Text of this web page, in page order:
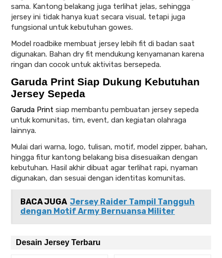
sama. Kantong belakang juga terlihat jelas, sehingga
jersey ini tidak hanya kuat secara visual, tetapi juga
fungsional untuk kebutuhan gowes.
Model roadbike membuat jersey lebih fit di badan saat
digunakan. Bahan dry fit mendukung kenyamanan karena
ringan dan cocok untuk aktivitas bersepeda.
Garuda Print Siap Dukung Kebutuhan
Jersey Sepeda
Garuda Print siap membantu pembuatan jersey sepeda
untuk komunitas, tim, event, dan kegiatan olahraga
lainnya.
Mulai dari warna, logo, tulisan, motif, model zipper, bahan,
hingga fitur kantong belakang bisa disesuaikan dengan
kebutuhan. Hasil akhir dibuat agar terlihat rapi, nyaman
digunakan, dan sesuai dengan identitas komunitas.
BACA JUGA Jersey Raider Tampil Tangguh
dengan Motif Army Bernuansa Militer
Desain Jersey Terbaru